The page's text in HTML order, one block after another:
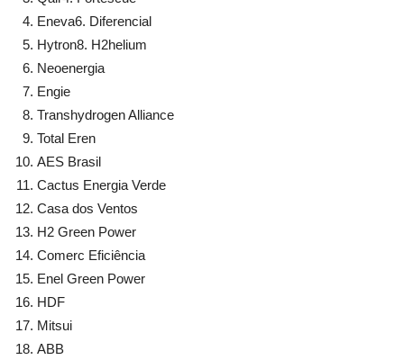
Eneva6. Diferencial
Hytron8. H2helium
Neoenergia
Engie
Transhydrogen Alliance
Total Eren
AES Brasil
Cactus Energia Verde
Casa dos Ventos
H2 Green Power
Comerc Eficiência
Enel Green Power
HDF
Mitsui
ABB